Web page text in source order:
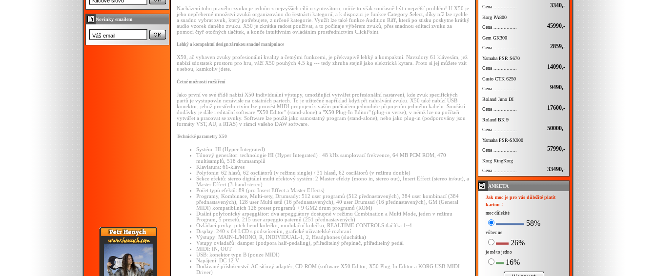
Novinky emailem
Nacházení toho pravého zvuku je jedním z nejvyšších cílů u syntezátoru, může to však současně být i největší problém! U X50 je
jeho nepřeberné množství zvuků organizováno do šestnácti kategorií, a k dispozici je funkce Category Select, díky níž lze rychle
a snadno vybrat zvuk, který potřebujete, z určené kategorie. Využít lze také funkce Audition Riff, která po stisku poskytne krátký
audio vzorek daného zvuku. X50 je zkrátka radost používat, a to počínaje výběrem zvuků, přes snadnou editaci zvuku za
pomocí čtyř otočných tlačítek, a konče intuitivním ovládáním prostřednictvím ClickPoint.
Lehký a kompaktní design zárukou snadné manipulace
X50, ač vybaven zvuky profesionální kvality a četnými funkcemi, je překvapivě lehký a kompaktní. Navzdory 61 klávesám, jež
nabízí sdostatek prostoru pro hru, váží X50 pouhých 4.5 kg --- tedy zhruba stejně jako elektrická kytara. Proto si jej můžete vzít
s sebou, kamkoliv jdete.
Četné možnosti rozšíření
Jako první ve své třídě nabízí X50 individuální výstupy, umožňující vytvářet profesionální nastavení, kde zvuk specifických
partů je vystupován nezávisle na ostatních partech. To je užitečné například když při nahrávání zvuku. X50 také nabízí USB
konektor, jehož prostřednictvím lze provést MIDI propojení s vaším počítačem jednoduše připojením jediného kabelu. Součástí
dodávky je dále i editační software "X50 Editor" (stand-alone) a "X50 Plug-In Editor" (plug-in verze), v němž lze na počítači
vytvářet a pracovat se zvuky. Software lze použít jako samostatný program (stand-alone), nebo jako plug-in (podporovány jsou
formáty VST, AU, a RTAS) v rámci vašeho DAW software.
Technické parametry X50
Systém: HI (Hyper Integrated)
Tónový generátor: technologie HI (Hyper Integrated) : 48 kHz samplovací frekvence, 64 MB PCM ROM, 470
multisamplů, 518 drumsamplů
Klaviatura: 61-kláves
Polyfonie: 62 hlasů, 62 oscilátorů (v režimu single) / 31 hlasů, 62 oscilátorů (v režimu double)
Sekce efektů: stereo digitální multi efektový systém: 2 Master efekty (mono in, stereo out), Insert Effect (stereo in/out), a
Master Effect (3-band stereo)
Počet typů efektů: 89 (pro Insert Effect a Master Effects)
Programy, Kombinace, Multi-sety, Drumsady: 512 user programů (512 přednastavených), 384 user kombinací (384
přednastavených), 128 user Multi setů (16 přednastavených), 40 user Drumsad (16 přednastavených), GM (General
MIDI) kompatibilních 128 preset programů + 9 GM2 drum programů (ROM)
Duální polyfonický arpeggiátor: dva arpeggiátory dostupné v režimu Combination a Multi Mode, jeden v režimu
Program, 5 presetů, 215 user arpeggio paternů (251 přednastavených)
Ovládací prvky: pitch bend kolečko, modulační kolečko, REALTIME CONTROLS tlačítka 1~4
Display: 240 x 64 LCD s podsvícením, grafické uživatelské rozhraní
Výstupy: MAIN-L/MONO, R, INDIVIDUAL-1, 2, Headphones (sluchátka)
Vstupy ovladačů: damper (podpora half-pedaling), přiřaditelný přepínač, přiřaditelný pedál
MIDI: IN, OUT
USB: konektor typu B (pouze MIDI)
Napájení: DC 12 V
Dodávané příslušenství: AC síťový adaptér, CD-ROM (software X50 Editor, X50 Plug-In Editor a KORG USB-MIDI
Driver)
Cena ................
3340,-
Korg PA800
Cena ................
45990,-
Gem GK300
Cena ................
2859,-
Yamaha PSR S670
Cena ................
14090,-
Casio CTK 6250
Cena ................
9490,-
Roland Juno DI
Cena ................
17600,-
Roland BK 9
Cena ................
50000,-
Yamaha PSR-SX900
Cena ................
57990,-
Korg KingKorg
Cena ................
33490,-
ANKETA
Jak moc je pro vás důležité platit
kartou !
moc důležité
58%
vůbec ne
26%
je mě to jedno
16%